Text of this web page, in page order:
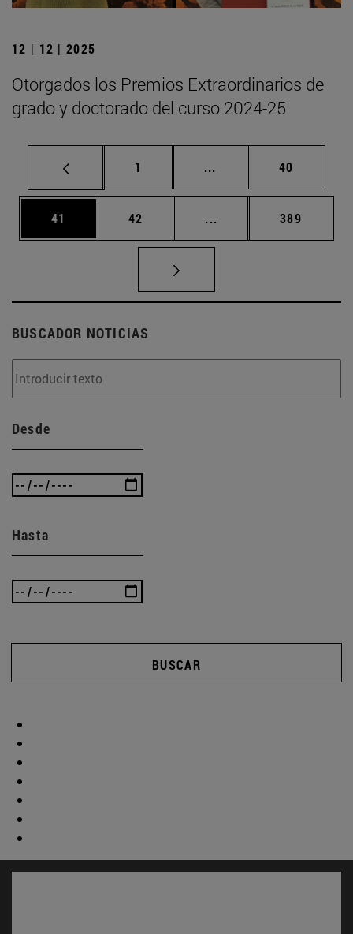
12 | 12 | 2025
Otorgados los Premios Extraordinarios de
grado y doctorado del curso 2024-25
Página
1 ... Páginas intermedias
Página
40
Página
41 Página
42 ... Páginas intermedias
Página
389
BUSCADOR NOTICIAS
Desde
Hasta
BUSCAR